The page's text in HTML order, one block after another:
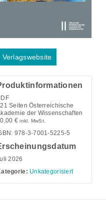
Verlagswebsite
Seiten Österreichische
der Wissenschaften
€ inkl. MwSt.
978-3-7001-5225-5
2026
Unkategorisiert